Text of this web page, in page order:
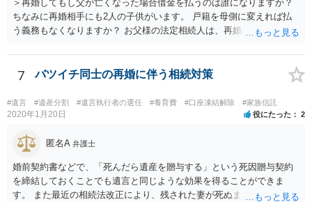
＞再婚してもし父が亡くなった場合借金を払うのは誰になりますか？
ちなみに再婚相手にも2人の子供がいます。 戸籍を母側に変えれば払
う義務もなくなりますか？ お父様の法定相続人は、再婚相手とご相談
戸籍がどこにあるのかは関係ありません。 ただし、お父様が亡くなっ
たことを知ってから３か月以内に家庭裁判所にて「相続放棄」の手続
7 バツイチ同士の再婚に伴う相続対策
#遺言 #遺産分割 #遺言執行者の選任 #養育費 #口座凍結解除 #家族信託
2020年1月20日 役にたった 2
匿名A 弁護士
婚前契約書などで、「死んだら遺産を贈与する」という死因贈与契約
を締結しておくことでも遺言と同じような効果を得ることができま
す。 また最近の相続法改正により、残された妻が死ぬまで家に住み続